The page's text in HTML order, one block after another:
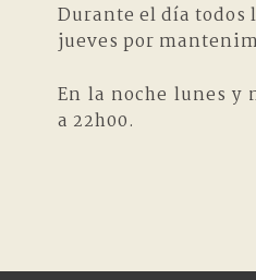
Durante el día todos
jueves por
En la noche lunes y
a 22h00.